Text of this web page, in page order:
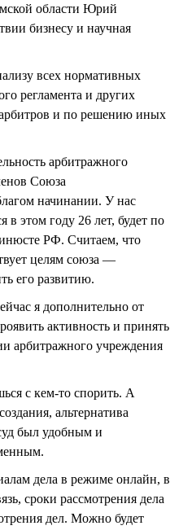
области Юрий
бизнесу и научная
всех нормативных
регламента и других
и по решению иных
арбитражного
Союза
начинании. У нас
в этом году 26 лет, будет по
РФ. Считаем, что
целям союза —
его развитию.
я дополнительно от
активность и принять
арбитражного учреждения
с кем-то спорить. А
альтернатива
был удобным и
дела в режиме онлайн, в
сроки рассмотрения дела
дел. Можно будет